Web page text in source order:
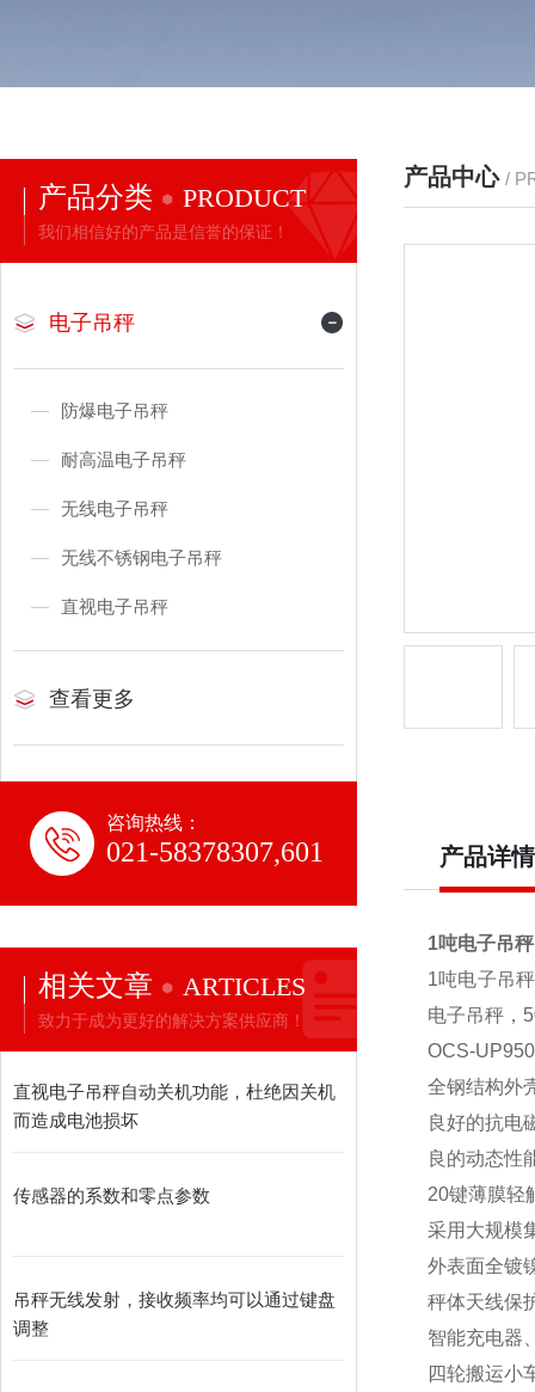
产品分类 PRODUCT
我们相信好的产品是信誉的保证！
电子吊秤
防爆电子吊秤
耐高温电子吊秤
无线电子吊秤
无线不锈钢电子吊秤
直视电子吊秤
查看更多
咨询热线：
021-58378307,601
相关文章 ARTICLES
致力于成为更好的解决方案供应商！
直视电子吊秤自动关机功能，杜绝因关机
而造成电池损坏
传感器的系数和零点参数
吊秤无线发射，接收频率均可以通过键盘
调整
产品中心 /
产品详情
1吨电子吊
1吨电子吊
电子吊秤，
OCS-
全钢结构外
良好的抗电
良的动态性
20键薄膜轻
采用大规模
外表面全镀
秤体天线保
智能充电器
四轮搬运小